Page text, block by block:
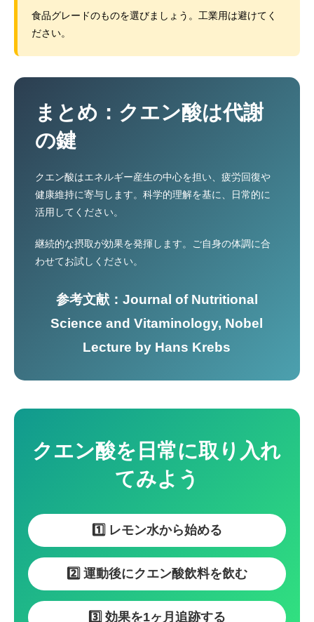
食品グレードのものを選びましょう。工業用は避けてく
ださい。
まとめ：クエン酸は代謝
の鍵
クエン酸はエネルギー産生の中心を担い、疲労回復や
健康維持に寄与します。科学的理解を基に、日常的に
活用してください。
継続的な摂取が効果を発揮します。ご自身の体調に合
わせてお試しください。
参考文献：Journal of Nutritional
Science and Vitaminology, Nobel
Lecture by Hans Krebs
クエン酸を日常に取り入れ
てみよう
1️⃣ レモン水から始める
2️⃣ 運動後にクエン酸飲料を飲む
3️⃣ 効果を1ヶ月追跡する